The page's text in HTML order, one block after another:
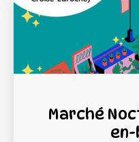
Marché